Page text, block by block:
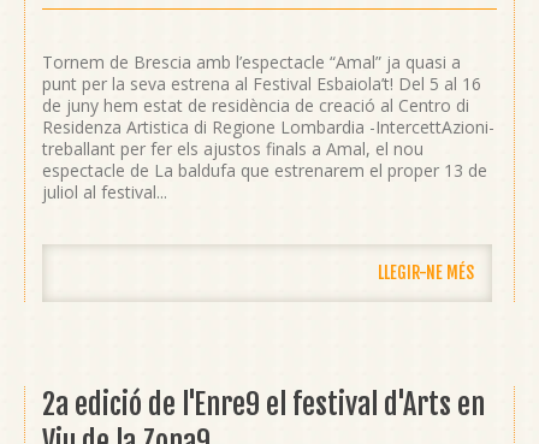
Tornem de Brescia amb l’espectacle “Amal” ja quasi a
punt per la seva estrena al Festival Esbaiola’t! Del 5 al 16
de juny hem estat de residència de creació al Centro di
Residenza Artistica di Regione Lombardia -IntercettAzioni-
treballant per fer els ajustos finals a Amal, el nou
espectacle de La baldufa que estrenarem el proper 13 de
juliol al festival...
LLEGIR-NE MÉS
2a edició de l'Enre9 el festival d'Arts en